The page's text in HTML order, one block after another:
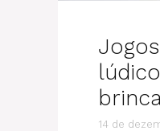
14 de